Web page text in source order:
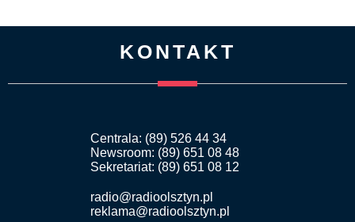
KONTAKT
Centrala: (89) 526 44 34
Newsroom: (89) 651 08 48
Sekretariat: (89) 651 08 12
radio@radioolsztyn.pl
reklama@radioolsztyn.pl